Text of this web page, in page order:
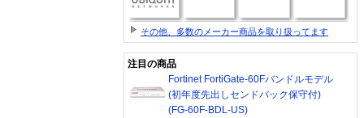
その他、多数のメーカー商品を取り扱ってます
注目の商品
Fortinet FortiGate-60Fバンドルモデル
(初年度先出しセンドバック保守付)
(FG-60F-BDL-US)